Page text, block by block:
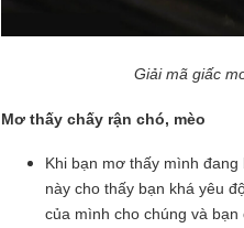
Giải mã giấc
Mơ thấy chấy rận chó, mèo
Khi bạn mơ thấy mình
này cho thấy bạn khá yêu
của mình cho chúng và